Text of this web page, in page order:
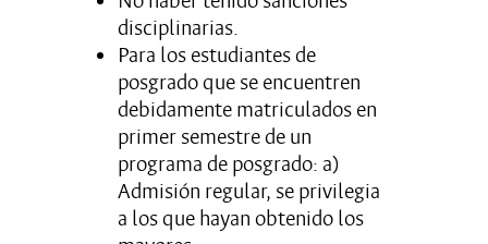
disciplinarias.
Para los estudiantes de
posgrado que se encuentren
debidamente matriculados en
primer semestre de un
programa de posgrado: a)
Admisión regular, se privilegia
a los que hayan obtenido los